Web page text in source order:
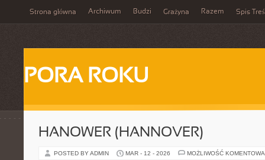
Strona główna Archiwum Budzi Grażyna Razem Spis
PORA ROKU
HANOWER (HANNOVER)
POSTED BY ADMIN MAR - 12 - 2026 MOŻLIWOŚĆ